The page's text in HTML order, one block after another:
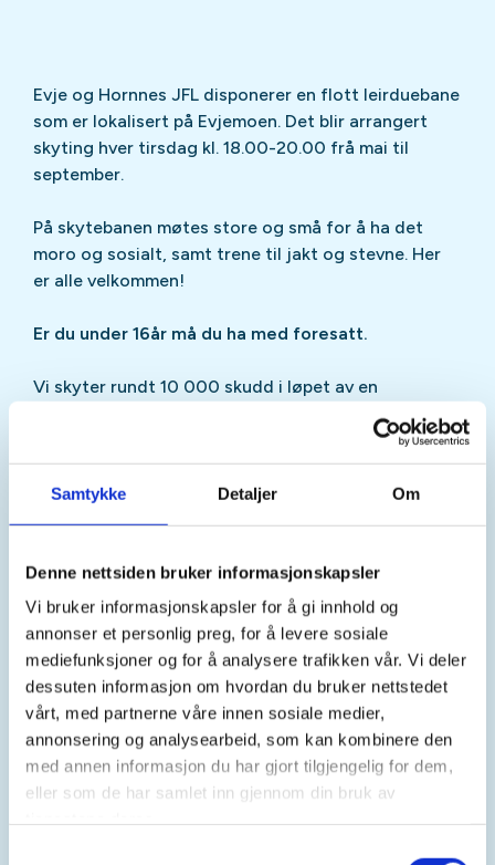
Samtykke Detaljer Om
Denne nettsiden bruker informasjonskapsler
Vi bruker informasjonskapsler for å gi innhold og
annonser et personlig preg, for å levere sosiale
mediefunksjoner og for å analysere trafikken vår. Vi deler
dessuten informasjon om hvordan du bruker nettstedet
vårt, med partnerne våre innen sosiale medier,
annonsering og analysearbeid, som kan kombinere den
med annen informasjon du har gjort tilgjengelig for dem,
eller som de har samlet inn gjennom din bruk av
Evje og Hornnes JFL disponerer en flott leirduebane
som er lokalisert på Evjemoen. Det blir arrangert
skyting hver tirsdag kl. 18.00-20.00 frå mai til
september.
På skytebanen møtes store og små for å ha det
moro og sosialt, samt trene til jakt og stevne. Her
er alle velkommen!
Er du under 16år må du ha med foresatt.
Vi skyter rundt 10 000 skudd i løpet av en
sesongen, men vi jobber stadig med å få flere til
Evje og Hornnes JFL disponerer flere hagler til
rimelig utleie på banen. Det må bemerkes at vi
militær aktivitet, men vi prøver å varsle dette på
nettsiden, Instagram og Facebook så fort vi får
signaler om dette.
Priser 2026:
Ungdom inntil fylte 18 år betaler kr 100,- pr
serie á 25 skudd